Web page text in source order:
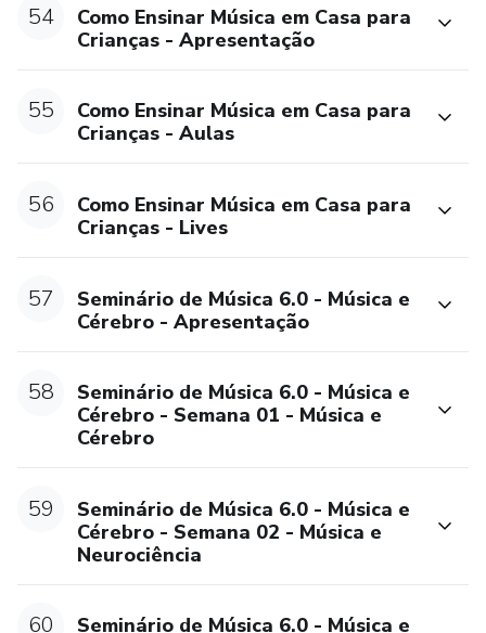
54
Como Ensinar Música em Casa para
Crianças - Apresentação
55
Como Ensinar Música em Casa para
Crianças - Aulas
56
Como Ensinar Música em Casa para
Crianças - Lives
57
Seminário de Música 6.0 - Música e
Cérebro - Apresentação
58
Seminário de Música 6.0 - Música e
Cérebro - Semana 01 - Música e
Cérebro
59
Seminário de Música 6.0 - Música e
Cérebro - Semana 02 - Música e
Neurociência
60 Seminário de Música 6.0 - Música e